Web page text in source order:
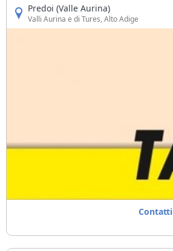
Predoi (Valle Aurina)
Valli Aurina e di Tures, Alto Adige
Contatti